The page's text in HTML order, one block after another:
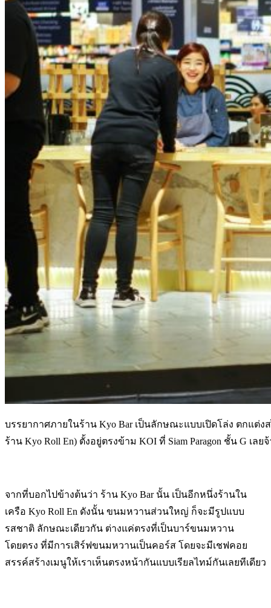
บรรยากาศภายในร้าน Kyo Bar เป็นลักษณะแบบเปิดโล่ง ตกแต่
ร้าน Kyo Roll En) ตั้งอยู่ตรงข้าม KOI ที่ Siam Paragon ชั้น G เลยจ้
จากที่บอกไปข้างต้นว่า ร้าน Kyo Bar นั้น เป็นอีกหนึ่งร้านใน
เครือ Kyo Roll En ดังนั้น ขนมหวานส่วนใหญ่ ก็จะมีรูปแบบ
รสชาติ ลักษณะเดียวกัน ต่างแค่ตรงที่เป็นบาร์ขนมหวาน
โดยตรง ที่มีการเสิร์ฟขนมหวานเป็นคอร์ส โดยจะมีเชฟคอย
สรรค์สร้างเมนูให้เราเห็นตรงหน้ากันแบบเรียลไทม์กันเลยทีเดียว